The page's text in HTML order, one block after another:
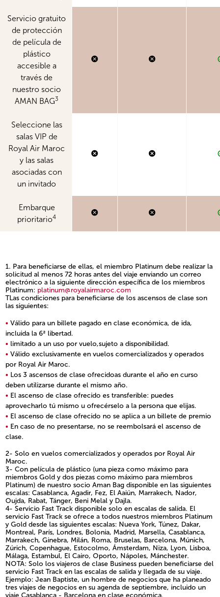
Servicio gratuito
de protección
de película de
plástico
accesible a
través de
nuestro socio
AMAN BAG3
Seleccione las
salas VIP de
Royal Air Maroc
y las salas
asociadas con
un invitado
Embarque
prioritario4
1. Para beneficiarse de ellas, el miembro Platinum debe realizar la
solicitud al menos 72 horas antes del viaje enviando un correo
electrónico a la siguiente dirección específica de los miembros
Platinum: platinum@royalairmaroc.com
TLas condiciones para beneficiarse de los ascensos de clase son
las siguientes:
Válido para un billete pagado en clase económica, de ida,
incluida la 6ª libertad.
limitado a un uso por vuelo,sujeto a disponibilidad.
Válido exclusivamente en vuelos comercializados y operados
por Royal Air Maroc.
Los 3 ascensos de clase ofrecidoas durante el año en curso
deben utilizarse durante el mismo año.
El ascenso de clase ofrecido es transferible: puedes
aprovecharlo tú mismo u ofrecérselo a la persona que elijas.
El ascenso de clase ofrecido no se aplica a un billete de premio
En caso de no presentarse, no se reembolsará el ascenso de
clase.
2- Solo en vuelos comercializados y operados por Royal Air
Maroc.
3- Con película de plástico (una pieza como máximo para
miembros Gold y dos piezas como máximo para miembros
Platinum) de nuestro socio Aman Bag disponible en las siguientes
escalas: Casablanca, Agadir, Fez, El Aaiún, Marrakech, Nador,
Oujda, Rabat, Tánger, Beni Melal y Dajla.
4- Servicio Fast Track disponible solo en escalas de salida. El
servicio Fast Track se ofrece a todos nuestros miembros Platinum
y Gold desde las siguientes escalas: Nueva York, Túnez, Dakar,
Montreal, París, Londres, Bolonia, Madrid, Marsella, Casablanca,
Marrakech, Ginebra, Milán, Roma, Bruselas, Barcelona, Múnich,
Zúrich, Copenhague, Estocolmo, Ámsterdam, Niza, Lyon, Lisboa,
Málaga, Estambul, El Cairo, Oporto, Nápoles, Mánchester.
NOTA: Solo los viajeros de clase Business pueden beneficiarse del
servicio Fast Track en las escalas de salida y llegada de su viaje.
Ejemplo: Jean Baptiste, un hombre de negocios que ha planeado
tres viajes de negocios en su agenda de septiembre, incluido un
viaje Casablanca - Barcelona en clase económica.